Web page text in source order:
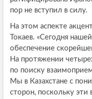
пор не вступил в силу.
На этом аспекте
Токаев. «Сегодня
обеспечение
На протяжении
по поиску
Мы в Казахстане с
сторон, поскольку эти